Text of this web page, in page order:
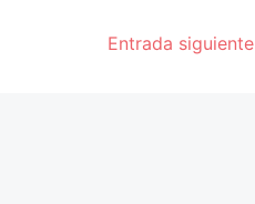
Entrada siguiente